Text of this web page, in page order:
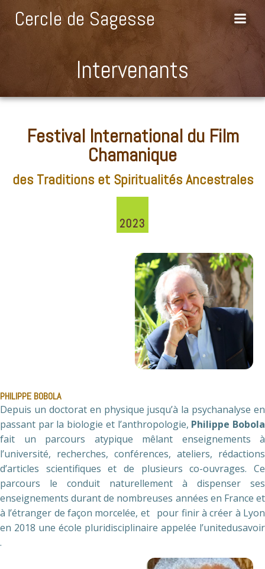
au
contenu
Cercle de Sagesse
Intervenants
Festival International du Film
Chamanique
des Traditions et Spiritualités Ancestrales
2023
PHILIPPE BOBOLA
Depuis un doctorat en physique jusqu’à la psychanalyse en
passant par la biologie et l’anthropologie, Philippe Bobola
fait un parcours atypique mêlant enseignements à
l’université, recherches, conférences, ateliers, rédactions
d’articles scientifiques et de plusieurs co-ouvrages. Ce
parcours le conduit naturellement à dispenser ses
enseignements durant de nombreuses années en France et
à l’étranger de façon morcelée, et pour finir à créer à Lyon
en 2018 une école pluridisciplinaire appelée l’unitedusavoir
.